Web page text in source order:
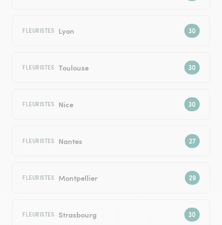
FLEURISTES Lyon
FLEURISTES Toulouse
FLEURISTES Nice
FLEURISTES Nantes
FLEURISTES Montpellier
FLEURISTES Strasbourg